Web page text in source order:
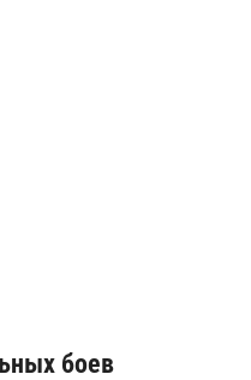
боев